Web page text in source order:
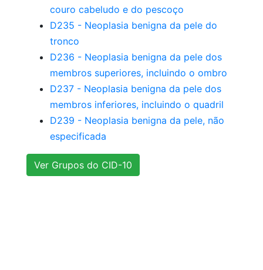
couro cabeludo e do pescoço
D235 - Neoplasia benigna da pele do
tronco
D236 - Neoplasia benigna da pele dos
membros superiores, incluindo o ombro
D237 - Neoplasia benigna da pele dos
membros inferiores, incluindo o quadril
D239 - Neoplasia benigna da pele, não
especificada
Ver Grupos do CID-10